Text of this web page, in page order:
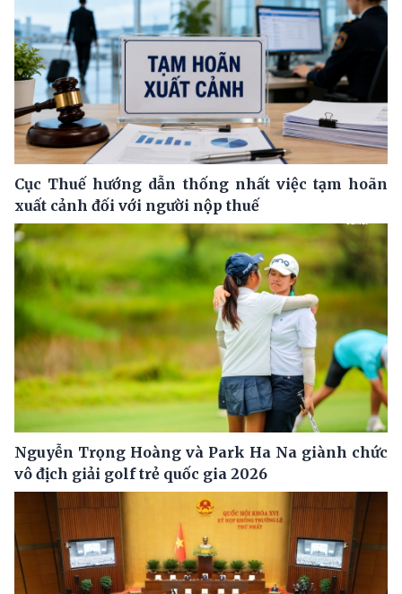
Cục Thuế hướng dẫn thống nhất việc tạm hoãn
xuất cảnh đối với người nộp thuế
Nguyễn Trọng Hoàng và Park Ha Na giành chức
vô địch giải golf trẻ quốc gia 2026